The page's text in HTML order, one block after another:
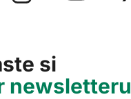
si
newsletteru